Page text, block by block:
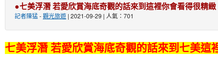
●七美浮潛 若愛欣賞海底奇觀的話來到這裡你會看得很精緻
記者陳猛-觀光旅遊 | 2021-09-29 | 人氣：701
七美浮潛 若愛欣賞海底奇觀的話來到七美這